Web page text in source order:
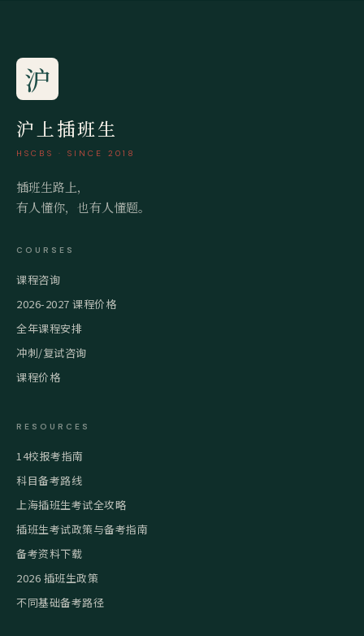
沪
沪上插班生
HSCBS · SINCE 2018
插班生路上，
有人懂你，也有人懂题。
COURSES
课程咨询
2026-2027 课程价格
全年课程安排
冲刺/复试咨询
课程价格
RESOURCES
14校报考指南
科目备考路线
上海插班生考试全攻略
插班生考试政策与备考指南
备考资料下载
2026 插班生政策
不同基础备考路径